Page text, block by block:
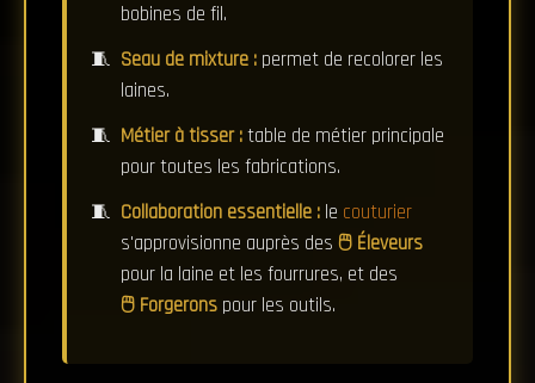
bobines de fil.
Seau de mixture : permet de recolorer les
laines.
Métier à tisser :table de métier principale
pour toutes les fabrications.
Collaboration essentielle : le couturier
s'approvisionne auprès des
Éleveurs
pour la laine et les fourrures, et des
Forgerons pour les outils.